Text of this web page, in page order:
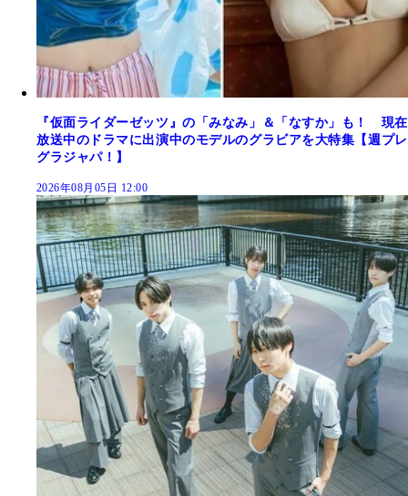
『仮面ライダーゼッツ』の「みなみ」＆「なすか」も！ 現在
放送中のドラマに出演中のモデルのグラビアを大特集【週プレ
グラジャパ！】
2026年08月05日 12:00